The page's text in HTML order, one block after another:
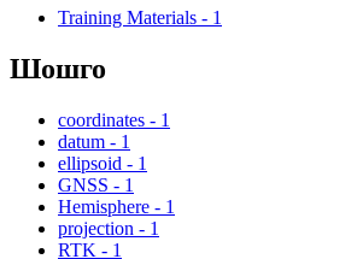
Training Materials - 1
Шошго
coordinates - 1
datum - 1
ellipsoid - 1
GNSS - 1
Hemisphere - 1
projection - 1
RTK - 1